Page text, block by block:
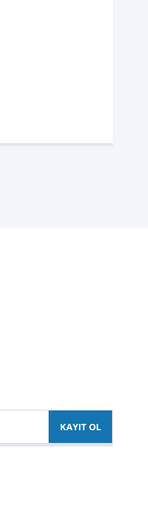
KAYIT OL